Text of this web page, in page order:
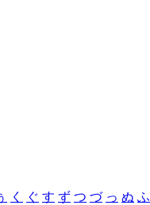
く ぐ す ず つ づ っ ぬ ふ